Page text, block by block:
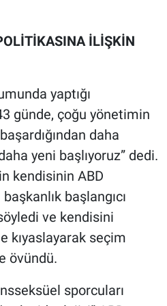
İLİŞKİN
yaptığı
günde, çoğu yönetimin
daha
yeni başlıyoruz” dedi.
kendisinin ABD
başlangıcı
ve kendisini
kıyaslayarak seçim
övündü.
sporcuları